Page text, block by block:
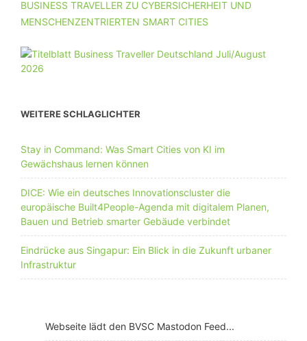
BUSINESS TRAVELLER ZU CYBERSICHERHEIT UND
MENSCHENZENTRIERTEN SMART CITIES
WEITERE SCHLAGLICHTER
Stay in Command: Was Smart Cities von KI im
Gewächshaus lernen können
DICE: Wie ein deutsches Innovationscluster die
europäische Built4People-Agenda mit digitalem Planen,
Bauen und Betrieb smarter Gebäude verbindet
Eindrücke aus Singapur: Ein Blick in die Zukunft urbaner
Infrastruktur
Webseite lädt den BVSC Mastodon Feed...